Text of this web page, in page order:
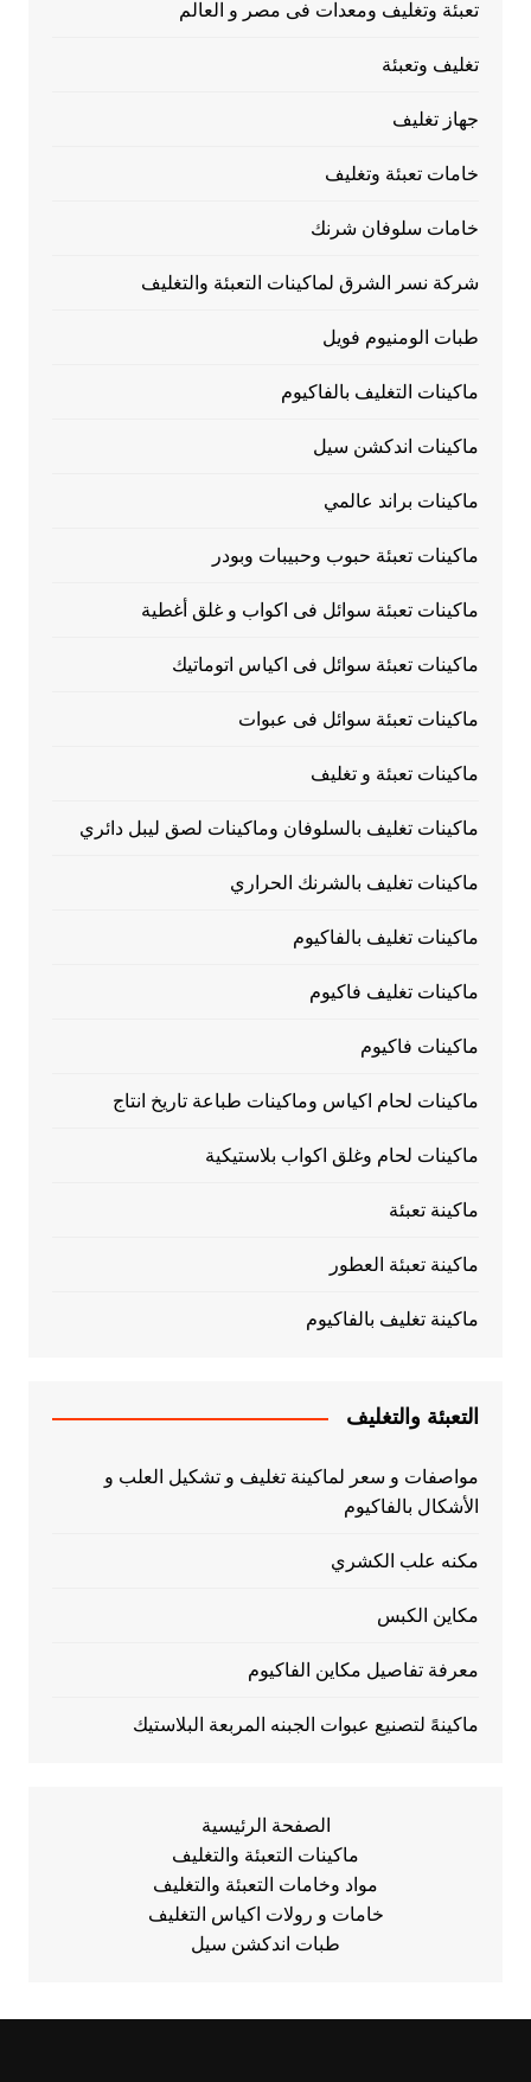
تعبئة وتغليف ومعدات فى مصر و العالم
تغليف وتعبئة
جهاز تغليف
خامات تعبئة وتغليف
خامات سلوفان شرنك
شركة نسر الشرق لماكينات التعبئة والتغليف
طبات الومنيوم فويل
ماكينات التغليف بالفاكيوم
ماكينات اندكشن سيل
ماكينات براند عالمي
ماكينات تعبئة حبوب وحبيبات وبودر
ماكينات تعبئة سوائل فى اكواب و غلق أغطية
ماكينات تعبئة سوائل فى اكياس اتوماتيك
ماكينات تعبئة سوائل فى عبوات
ماكينات تعبئة و تغليف
ماكينات تغليف بالسلوفان وماكينات لصق ليبل دائري
ماكينات تغليف بالشرنك الحراري
ماكينات تغليف بالفاكيوم
ماكينات تغليف فاكيوم
ماكينات فاكيوم
ماكينات لحام اكياس وماكينات طباعة تاريخ انتاج
ماكينات لحام وغلق اكواب بلاستيكية
ماكينة تعبئة
ماكينة تعبئة العطور
ماكينة تغليف بالفاكيوم
التعبئة والتغليف
مواصفات و سعر لماكينة تغليف و تشكيل العلب و
الأشكال بالفاكيوم
مكنه علب الكشري
مكاين الكبس
معرفة تفاصيل مكاين الفاكيوم
ماكينهً لتصنيع عبوات الجبنه المربعة البلاستيك
الصفحة الرئيسية
ماكينات التعبئة والتغليف
مواد وخامات التعبئة والتغليف
خامات و رولات اكياس التغليف
طبات اندكشن سيل